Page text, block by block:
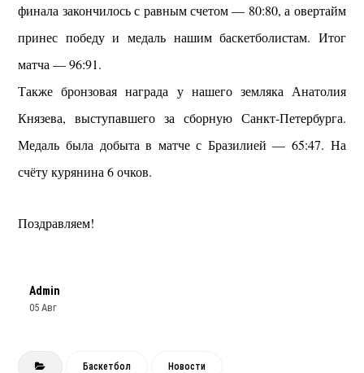
финала закончилось с равным счетом — 80:80, а овертайм
принес победу и медаль нашим баскетболистам. Итог
матча — 96:91.
Также бронзовая награда у нашего земляка Анатолия
Князева, выступавшего за сборную Санкт-Петербурга.
Медаль была добыта в матче с Бразилией — 65:47. На
счёту курянина 6 очков.
Поздравляем!
Admin
05 Авг
Баскетбол Новости